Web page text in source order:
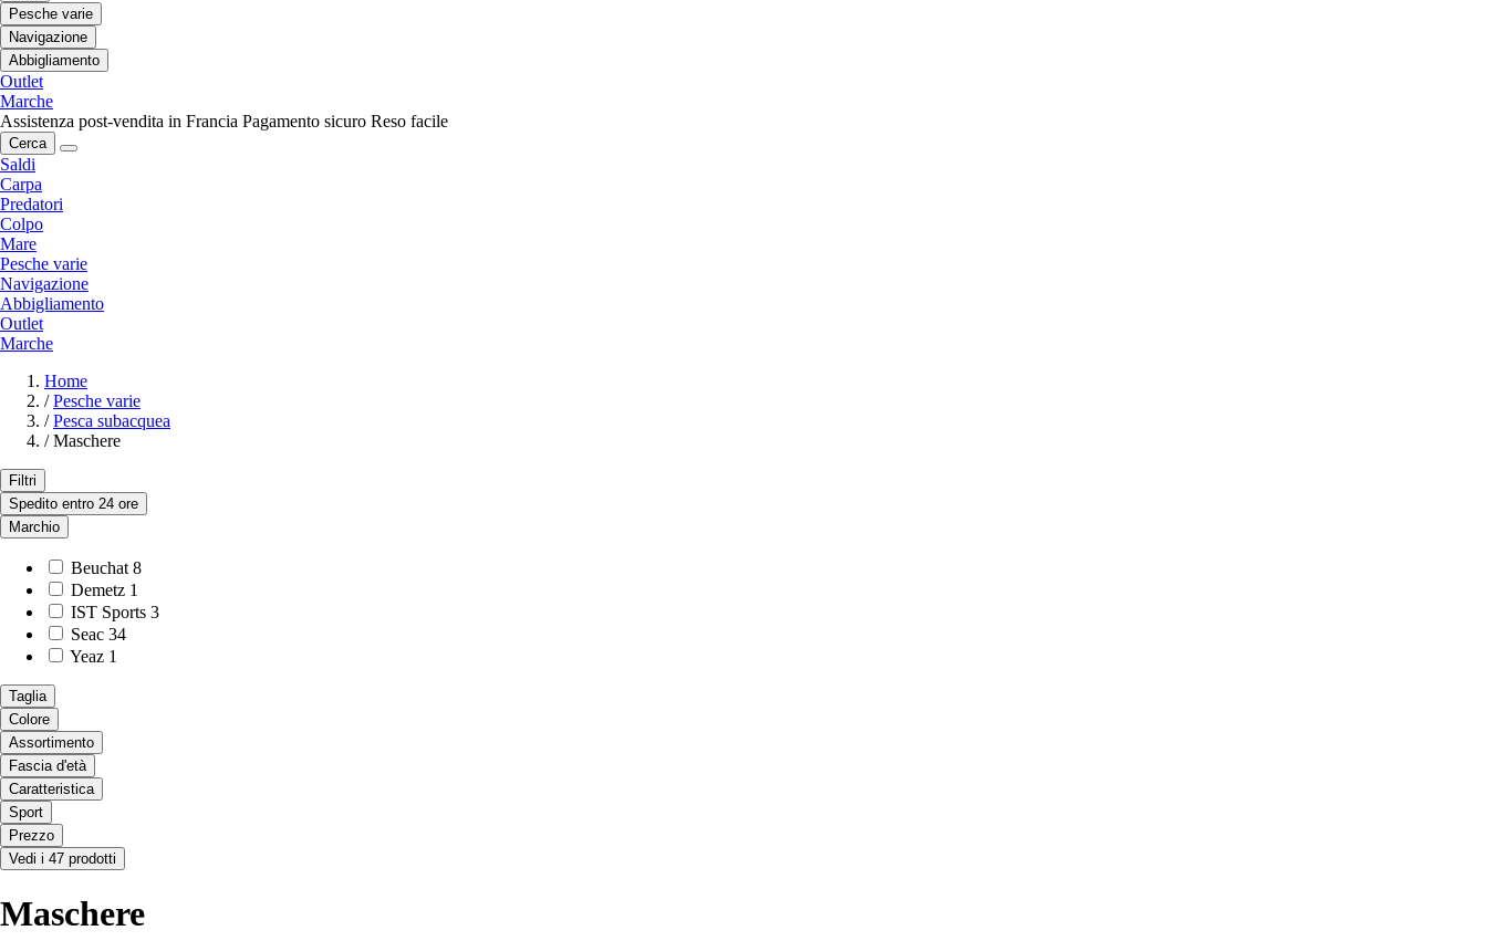
Pesche varie
Navigazione
Abbigliamento
Outlet
Marche
Assistenza post-vendita in Francia Pagamento sicuro Reso facile
Cerca
Saldi
Carpa
Predatori
Colpo
Mare
Pesche varie
Navigazione
Abbigliamento
Outlet
Marche
Home
/ Pesche varie
/ Pesca subacquea
/ Maschere
Filtri
Spedito entro 24 ore
Marchio
Beuchat 8
Demetz 1
IST Sports 3
Seac 34
Yeaz 1
Taglia
Colore
Assortimento
Fascia d'età
Caratteristica
Sport
Prezzo
Vedi i 47 prodotti
Maschere